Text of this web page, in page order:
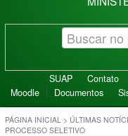
SUAP Contato
Moodle
Documentos
PÁGINA INICIAL > ÚLTIMAS
PROCESSO SELETIVO